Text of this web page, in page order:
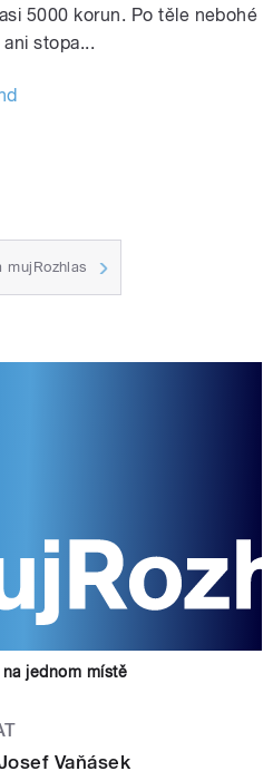
5000 korun. Po těle nebohé
stopa...
jednom místě
Vaňásek